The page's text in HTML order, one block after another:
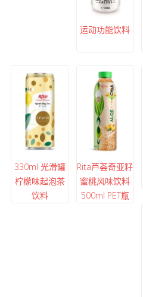
运动功能饮料
330ml 光滑罐
柠檬味起泡茶
饮料
Rita芦荟奇亚籽
蜜桃风味饮料
500ml PET瓶